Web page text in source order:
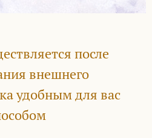
после
внешнего
удобным для вас